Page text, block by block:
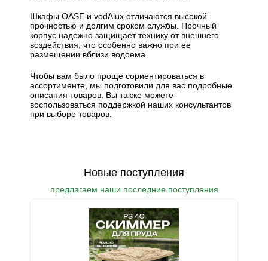
Шкафы OASE и vodAlux отличаются высокой
прочностью и долгим сроком службы. Прочный
корпус надежно защищает технику от внешнего
воздействия, что особенно важно при ее
размещении вблизи водоема.
Чтобы вам было проще сориентироваться в
ассортименте, мы подготовили для вас подробные
описания товаров. Вы также можете
воспользоваться поддержкой наших консультантов
при выборе товаров.
Новые поступления
предлагаем наши последние поступления